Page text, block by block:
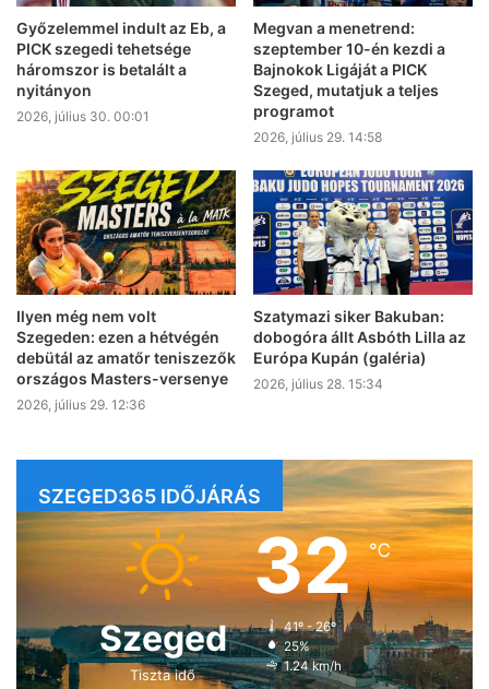
Győzelemmel indult az Eb, a
PICK szegedi tehetsége
háromszor is betalált a
nyitányon
2026, július 30. 00:01
Megvan a menetrend:
szeptember 10-én kezdi a
Bajnokok Ligáját a PICK
Szeged, mutatjuk a teljes
programot
2026, július 29. 14:58
Ilyen még nem volt
Szegeden: ezen a hétvégén
debütál az amatőr teniszezők
országos Masters-versenye
2026, július 29. 12:36
Szatymazi siker Bakuban:
dobogóra állt Asbóth Lilla az
Európa Kupán (galéria)
2026, július 28. 15:34
SZEGED365 IDŐJÁRÁS
Szeged
Tiszta idő
32℃
41º - 26º
25%
1.24 km/h